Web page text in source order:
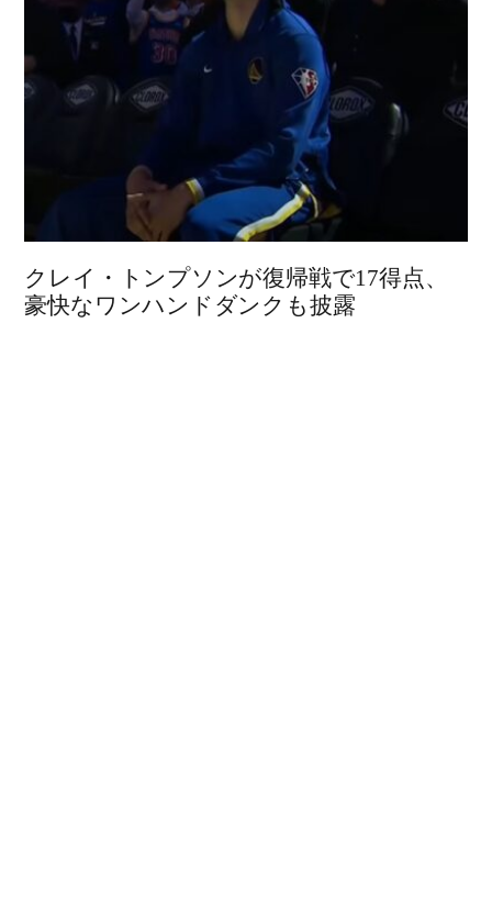
クレイ・トンプソンが復帰戦で17得点、
豪快なワンハンドダンクも披露